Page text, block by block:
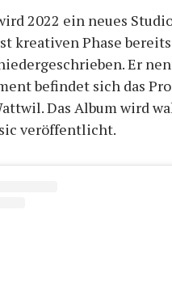
2022 ein neues
kreativen Phase
Er
befindet sich das
Das Album wird
veröffentlicht.